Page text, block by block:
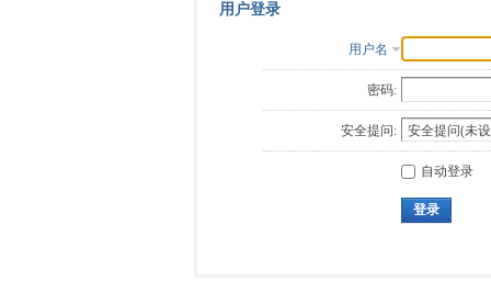
用户登录
用户名
密码:
安全提问:
自动登录
登录